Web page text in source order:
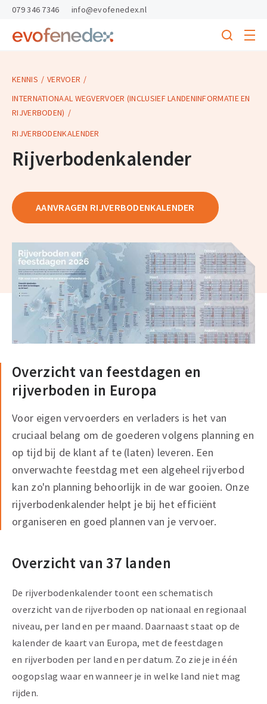
skipToContent
skipToFooter
Return
homepage
Search
menu
079 346 7346 info@evofenedex.nl
KENNIS
VERVOER
INTERNATIONAAL WEGVERVOER (INCLUSIEF LANDENINFORMATIE EN
RIJVERBODEN)
RIJVERBODENKALENDER
Rijverbodenkalender
AANVRAGEN RIJVERBODENKALENDER
Overzicht van feestdagen en
rijverboden in Europa
Voor eigen vervoerders en verladers is het van
cruciaal belang om de goederen volgens planning en
op tijd bij de klant af te (laten) leveren. Een
onverwachte feestdag met een algeheel rijverbod
kan zo'n planning behoorlijk in de war gooien. Onze
rijverbodenkalender helpt je bij het efficiënt
organiseren en goed plannen van je vervoer.
Overzicht van 37 landen
De rijverbodenkalender toont een schematisch
overzicht van de rijverboden op nationaal en regionaal
niveau, per land en per maand. Daarnaast staat op de
kalender de kaart van Europa, met de feestdagen
en rijverboden per land en per datum. Zo zie je in één
oogopslag waar en wanneer je in welke land niet mag
rijden.